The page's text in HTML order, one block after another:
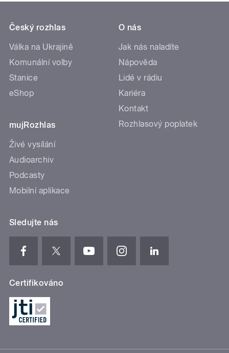
Český rozhlas
Válka na Ukrajině
Komunální volby
Stanice
eShop
mujRozhlas
Živé vysílání
Audioarchiv
Podcasty
Mobilní aplikace
O nás
Jak nás naladíte
Nápověda
Lidé v rádiu
Kariéra
Kontakt
Rozhlasový poplatek
Sledujte nás
Certifikováno